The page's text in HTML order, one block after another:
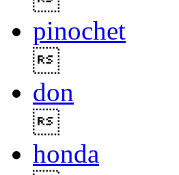
pinochet
don
honda